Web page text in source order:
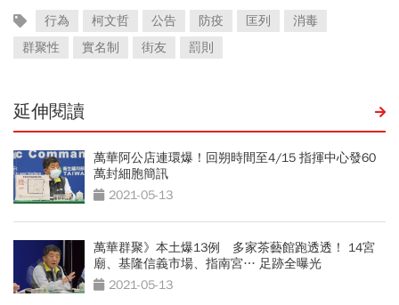
行為 柯文哲 公告 防疫 匡列
消毒
群聚性
實名制 街友 罰則
延伸閱讀
萬華阿公店連環爆！回朔時間至4/15 指揮中心發60
萬封細胞簡訊
2021-05-13
萬華群聚》本土爆13例 多家茶藝館跑透透！ 14宮
廟、基隆信義市場、指南宮… 足跡全曝光
2021-05-13